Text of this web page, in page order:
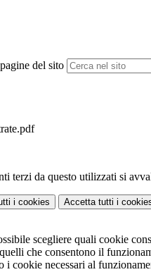
del sito
terzi da questo utilizzati si
i cookies Accetta tutti i
scegliere quali cookie
che consentono il
i cookie necessari al